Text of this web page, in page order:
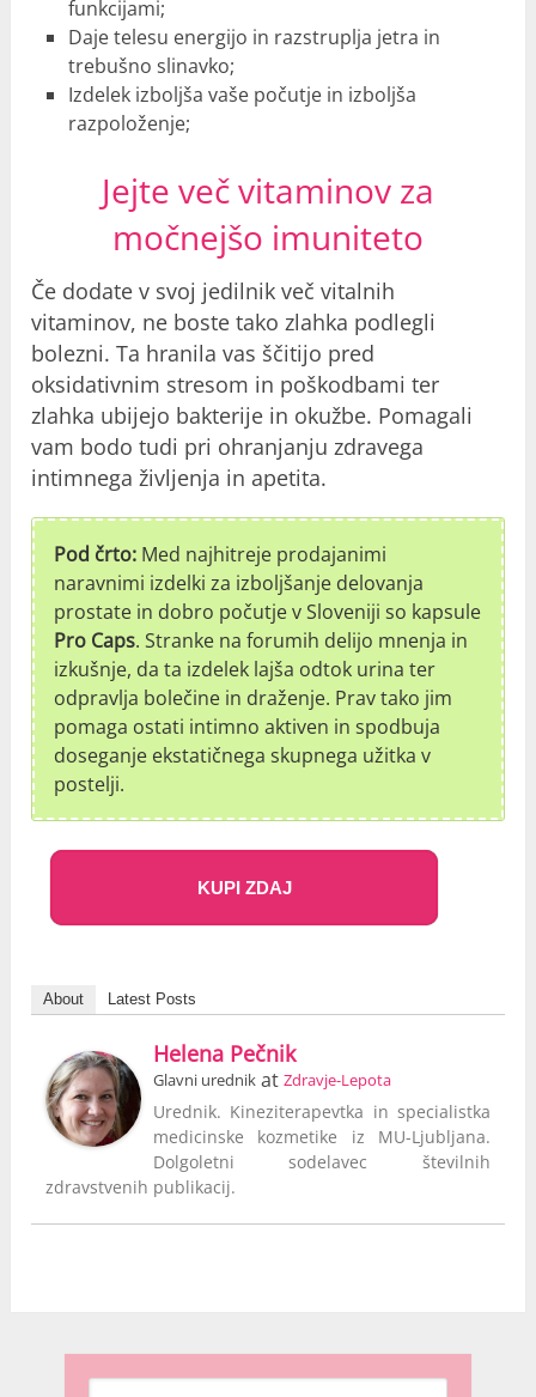
funkcijami;
Daje telesu energijo in razstruplja jetra in
trebušno slinavko;
Izdelek izboljša vaše počutje in izboljša
razpoloženje;
Jejte več vitaminov za
močnejšo imuniteto
Če dodate v svoj jedilnik več vitalnih
vitaminov, ne boste tako zlahka podlegli
bolezni. Ta hranila vas ščitijo pred
oksidativnim stresom in poškodbami ter
zlahka ubijejo bakterije in okužbe. Pomagali
vam bodo tudi pri ohranjanju zdravega
intimnega življenja in apetita.
Pod črto: Med najhitreje prodajanimi
naravnimi izdelki za izboljšanje delovanja
prostate in dobro počutje v Sloveniji so kapsule
Pro Caps. Stranke na forumih delijo mnenja in
izkušnje, da ta izdelek lajša odtok urina ter
odpravlja bolečine in draženje. Prav tako jim
pomaga ostati intimno aktiven in spodbuja
doseganje ekstatičnega skupnega užitka v
postelji.
KUPI ZDAJ
About Latest Posts
Helena Pečnik
Glavni urednik atZdravje-Lepota
Urednik. Kineziterapevtka in specialistka
medicinske kozmetike iz MU-Ljubljana.
Dolgoletni sodelavec številnih
zdravstvenih publikacij.